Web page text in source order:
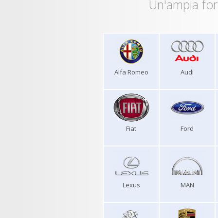
Un'ampia
Alfa Romeo Audi
Fiat Ford
Lexus MAN